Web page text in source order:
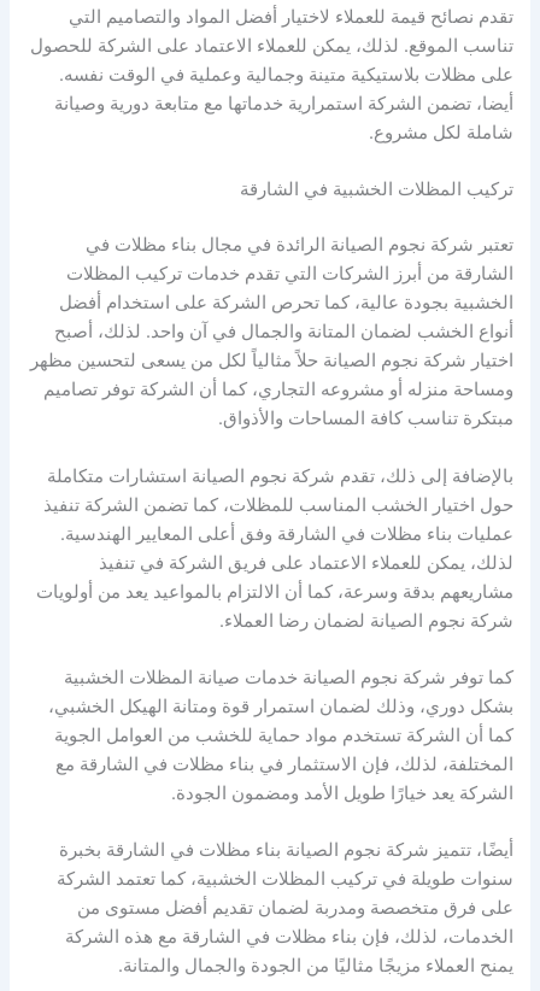
تقدم نصائح قيمة للعملاء لاختيار أفضل المواد والتصاميم التي
تناسب الموقع. لذلك، يمكن للعملاء الاعتماد على الشركة للحصول
على مظلات بلاستيكية متينة وجمالية وعملية في الوقت نفسه.
أيضا، تضمن الشركة استمرارية خدماتها مع متابعة دورية وصيانة
شاملة لكل مشروع.
تركيب المظلات الخشبية في الشارقة
تعتبر شركة نجوم الصيانة الرائدة في مجال بناء مظلات في
الشارقة من أبرز الشركات التي تقدم خدمات تركيب المظلات
الخشبية بجودة عالية، كما تحرص الشركة على استخدام أفضل
أنواع الخشب لضمان المتانة والجمال في آن واحد. لذلك، أصبح
اختيار شركة نجوم الصيانة حلاً مثالياً لكل من يسعى لتحسين مظهر
ومساحة منزله أو مشروعه التجاري، كما أن الشركة توفر تصاميم
مبتكرة تناسب كافة المساحات والأذواق.
بالإضافة إلى ذلك، تقدم شركة نجوم الصيانة استشارات متكاملة
حول اختيار الخشب المناسب للمظلات، كما تضمن الشركة تنفيذ
عمليات بناء مظلات في الشارقة وفق أعلى المعايير الهندسية.
لذلك، يمكن للعملاء الاعتماد على فريق الشركة في تنفيذ
مشاريعهم بدقة وسرعة، كما أن الالتزام بالمواعيد يعد من أولويات
شركة نجوم الصيانة لضمان رضا العملاء.
كما توفر شركة نجوم الصيانة خدمات صيانة المظلات الخشبية
بشكل دوري، وذلك لضمان استمرار قوة ومتانة الهيكل الخشبي،
كما أن الشركة تستخدم مواد حماية للخشب من العوامل الجوية
المختلفة، لذلك، فإن الاستثمار في بناء مظلات في الشارقة مع
الشركة يعد خيارًا طويل الأمد ومضمون الجودة.
أيضًا، تتميز شركة نجوم الصيانة بناء مظلات في الشارقة بخبرة
سنوات طويلة في تركيب المظلات الخشبية، كما تعتمد الشركة
على فرق متخصصة ومدربة لضمان تقديم أفضل مستوى من
الخدمات، لذلك، فإن بناء مظلات في الشارقة مع هذه الشركة
يمنح العملاء مزيجًا مثاليًا من الجودة والجمال والمتانة.